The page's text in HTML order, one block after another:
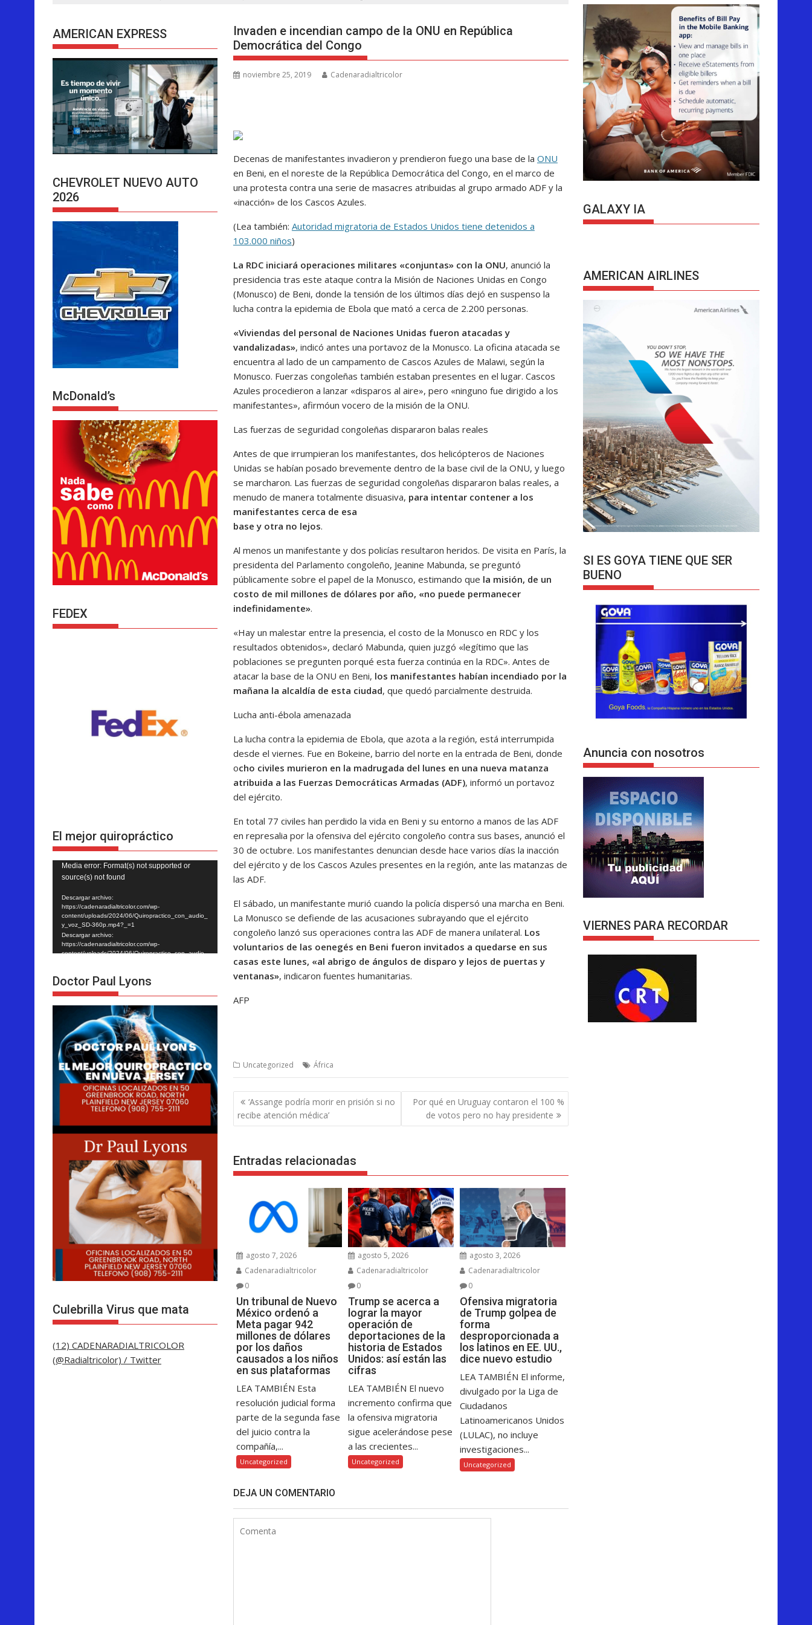
Invaden e incendian campo de la ONU en República
Democrática del Congo
noviembre 25, 2019 Cadenaradialtricolor
Decenas de manifestantes invadieron y prendieron fuego una base de la ONU
en Beni, en el noreste de la República Democrática del Congo, en el marco de
una protesta contra una serie de masacres atribuidas al grupo armado ADF y la
«inacción» de los Cascos Azules.
(Lea también: Autoridad migratoria de Estados Unidos tiene detenidos a
103.000 niños)
La RDC iniciará operaciones militares «conjuntas» con la ONU, anunció la
presidencia tras este ataque contra la Misión de Naciones Unidas en Congo
(Monusco) de Beni, donde la tensión de los últimos días dejó en suspenso la
lucha contra la epidemia de Ebola que mató a cerca de 2.200 personas.
«Viviendas del personal de Naciones Unidas fueron atacadas y
vandalizadas», indicó antes una portavoz de la Monusco. La oficina atacada se
encuentra al lado de un campamento de Cascos Azules de Malawi, según la
Monusco. Fuerzas congoleñas también estaban presentes en el lugar. Cascos
Azules procedieron a lanzar «disparos al aire», pero «ninguno fue dirigido a los
manifestantes», afirmóun vocero de la misión de la ONU.
Las fuerzas de seguridad congoleñas dispararon balas reales
Antes de que irrumpieran los manifestantes, dos helicópteros de Naciones
Unidas se habían posado brevemente dentro de la base civil de la ONU, y luego
se marcharon. Las fuerzas de seguridad congoleñas dispararon balas reales, a
menudo de manera totalmente disuasiva, para intentar contener a los
manifestantes cerca de esa
base y otra no lejos.
Al menos un manifestante y dos policías resultaron heridos. De visita en París, la
presidenta del Parlamento congoleño, Jeanine Mabunda, se preguntó
públicamente sobre el papel de la Monusco, estimando que la misión, de un
costo de mil millones de dólares por año, «no puede permanecer
indefinidamente».
«Hay un malestar entre la presencia, el costo de la Monusco en RDC y los
resultados obtenidos», declaró Mabunda, quien juzgó «legítimo que las
poblaciones se pregunten porqué esta fuerza continúa en la RDC». Antes de
atacar la base de la ONU en Beni, los manifestantes habían incendiado por la
mañana la alcaldía de esta ciudad, que quedó parcialmente destruida.
Lucha anti-ébola amenazada
La lucha contra la epidemia de Ebola, que azota a la región, está interrumpida
desde el viernes. Fue en Bokeine, barrio del norte en la entrada de Beni, donde
ocho civiles murieron en la madrugada del lunes en una nueva matanza
atribuida a las Fuerzas Democráticas Armadas (ADF), informó un portavoz
del ejército.
En total 77 civiles han perdido la vida en Beni y su entorno a manos de las ADF
en represalia por la ofensiva del ejército congoleño contra sus bases, anunció el
30 de octubre. Los manifestantes denuncian desde hace varios días la inacción
del ejército y de los Cascos Azules presentes en la región, ante las matanzas de
las ADF.
El sábado, un manifestante murió cuando la policía dispersó una marcha en Beni.
La Monusco se defiende de las acusaciones subrayando que el ejército
congoleño lanzó sus operaciones contra las ADF de manera unilateral. Los
voluntarios de las oenegés en Beni fueron invitados a quedarse en sus
casas este lunes, «al abrigo de ángulos de disparo y lejos de puertas y
ventanas», indicaron fuentes humanitarias.
AFP
Uncategorized África
Navegación
de
entradas
‘Assange podría morir en prisión si no
recibe atención médica’
Por qué en Uruguay contaron el 100 %
de votos pero no hay presidente
Entradas relacionadas
agosto 7, 2026
Cadenaradialtricolor
0
Un tribunal de Nuevo
México ordenó a
Meta pagar 942
millones de dólares
por los daños
causados a los niños
en sus plataformas
LEA TAMBIÉN Esta
resolución judicial forma
parte de la segunda fase
del juicio contra la
compañía,...
Uncategorized
agosto 5, 2026
Cadenaradialtricolor
0
Trump se acerca a
lograr la mayor
operación de
deportaciones de la
historia de Estados
Unidos: así están las
cifras
LEA TAMBIÉN El nuevo
incremento confirma que
la ofensiva migratoria
sigue acelerándose pese
a las crecientes...
Uncategorized
agosto 3, 2026
Cadenaradialtricolor
0
Ofensiva migratoria
de Trump golpea de
forma
desproporcionada a
los latinos en EE. UU.,
dice nuevo estudio
LEA TAMBIÉN El informe,
divulgado por la Liga de
Ciudadanos
Latinoamericanos Unidos
(LULAC), no incluye
investigaciones...
Uncategorized
DEJA UN COMENTARIO
AMERICAN EXPRESS
CHEVROLET NUEVO AUTO
2026
McDonald’s
FEDEX
El mejor quiropráctico
Reproductor
de
vídeo
Media error: Format(s) not supported or
source(s) not found
Descargar archivo:
https://cadenaradialtricolor.com/wp-
content/uploads/2024/06/Quiropractico_con_audio_
y_voz_SD-360p.mp4?_=1
Descargar archivo:
https://cadenaradialtricolor.com/wp-
content/uploads/2024/06/Quiropractico_con_audio_
Doctor Paul Lyons
Culebrilla Virus que mata
(12) CADENARADIALTRICOLOR
(@Radialtricolor) / Twitter
GALAXY IA
AMERICAN AIRLINES
SI ES GOYA TIENE QUE SER
BUENO
Anuncia con nosotros
VIERNES PARA RECORDAR